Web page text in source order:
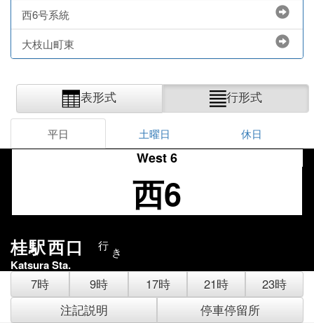
西6号系統
大枝山町東
表形式 行形式
平日 土曜日 休日
West 6
西6
桂駅西口 行 き
Katsura Sta.
7時 9時 17時 21時
23時
注記説明
停車停留所